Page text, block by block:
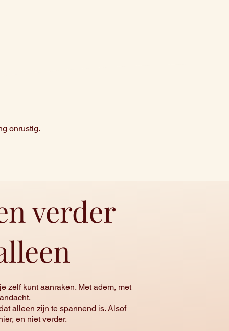
onrustig.
verder
zelf kunt aanraken. Met adem, met
alleen zijn te spannend is. Alsof
en niet verder.